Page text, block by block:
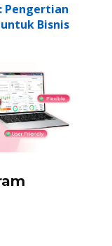
Pengertian
Bisnis